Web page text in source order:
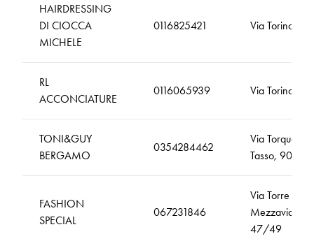
HAIRDRESSING
DI CIOCCA
MICHELE
0116825421 Via Torino, 14
RL
ACCONCIATURE
0116065939 Via Torino, 40
TONI&GUY
BERGAMO
0354284462
Via Torquato
Tasso, 90
FASHION
SPECIAL
067231846
Via Torre di
Mezzavia,
47/49